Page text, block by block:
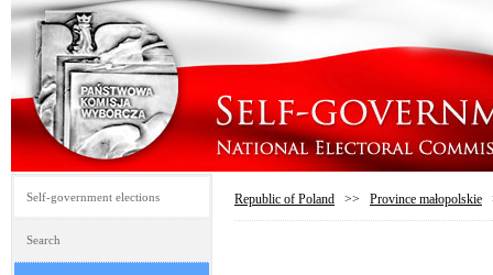
Self-government elections
Search
Republic of Poland >> Province małopolskie